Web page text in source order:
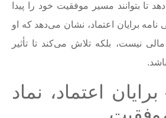
تا بتوانند مسیر موفقیت خود را پیدا
نامه برایان اعتماد، نشان می‌دهد که او
نیست، بلکه تلاش می‌کند تا تأثیر
اعتماد، نماد